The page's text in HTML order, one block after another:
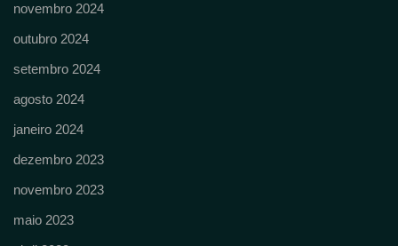
novembro 2024
outubro 2024
setembro 2024
agosto 2024
janeiro 2024
dezembro 2023
novembro 2023
maio 2023